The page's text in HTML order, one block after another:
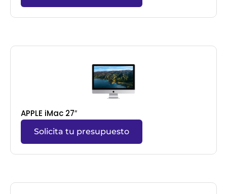
APPLE iMac 27″
Solicita tu presupuesto